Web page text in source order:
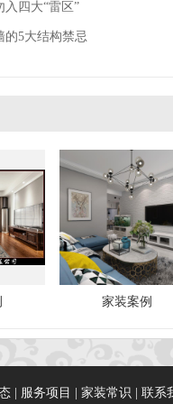
入四大“雷区”
的5大结构禁忌
家装案例
服务项目 家装常识 联系